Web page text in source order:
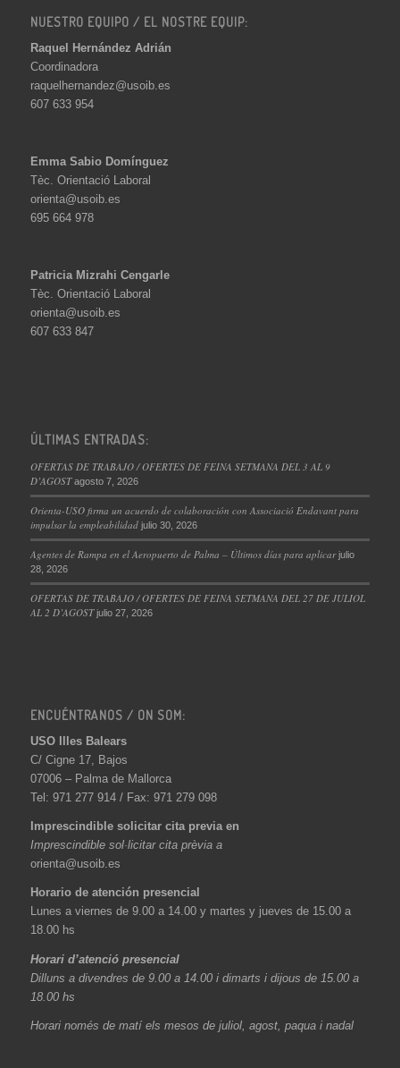
NUESTRO EQUIPO / EL NOSTRE EQUIP:
Raquel Hernández Adrián
Coordinadora
raquelhernandez@usoib.es
607 633 954
Emma Sabio Domínguez
Tèc. Orientació Laboral
orienta@usoib.es
695 664 978
Patricia Mizrahi Cengarle
Tèc. Orientació Laboral
orienta@usoib.es
607 633 847
ÚLTIMAS ENTRADAS:
OFERTAS DE TRABAJO / OFERTES DE FEINA SETMANA DEL 3 AL 9
D’AGOST agosto 7, 2026
Orienta-USO firma un acuerdo de colaboración con Associació Endavant para
impulsar la empleabilidad julio 30, 2026
Agentes de Rampa en el Aeropuerto de Palma – Últimos días para aplicar julio
28, 2026
OFERTAS DE TRABAJO / OFERTES DE FEINA SETMANA DEL 27 DE JULIOL
AL 2 D’AGOST julio 27, 2026
ENCUÉNTRANOS / ON SOM:
USO Illes Balears
C/ Cigne 17, Bajos
07006 – Palma de Mallorca
Tel: 971 277 914 / Fax: 971 279 098
Imprescindible solicitar cita previa en
Imprescindible sol·licitar cita prèvia a
orienta@usoib.es
Horario de atención presencial
Lunes a viernes de 9.00 a 14.00 y martes y jueves de 15.00 a
18.00 hs
Horari d’atenció presencial
Dilluns a divendres de 9.00 a 14.00 i dimarts i dijous de 15.00 a
18.00 hs
Horari només de matí els mesos de juliol, agost, paqua i nadal